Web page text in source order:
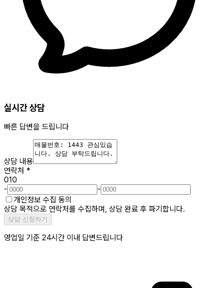
실시간 상담
빠른 답변을 드립니다
상담 내용
연락처 *
010
-
-
개인정보 수집 동의
상담 목적으로 연락처를 수집하며, 상담 완료 후 파기합니다.
상담 신청하기
영업일 기준 24시간 이내 답변드립니다